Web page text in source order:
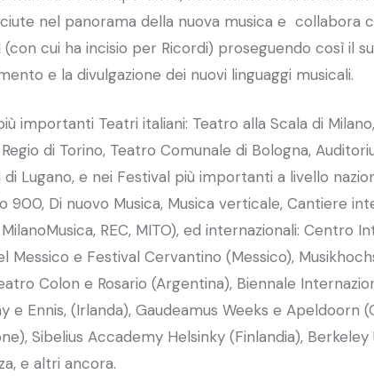
nel panorama della nuova musica e collabora
(con cui ha incisio per Ricordi) proseguendo così il
e la divulgazione dei nuovi linguaggi musicali.
importanti Teatri italiani: Teatro alla Scala di
di Torino, Teatro Comunale di Bologna,
di Lugano, e nei Festival più importanti a livello
900, Di nuovo Musica, Musica verticale, Cantiere
REC, MITO), ed internazionali: Centro
Messico e Festival Cervantino (Messico),
Colon e Rosario (Argentina), Biennale
e Ennis, (Irlanda), Gaudeamus Weeks e Apeldoorn
Sibelius Accademy Helsinky (Finlandia), Berkeley
e altri ancora.